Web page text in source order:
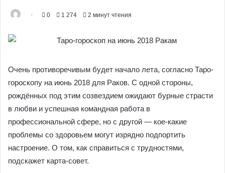
0 1 274 2 минут чтения
Очень противоречивым будет начало лета, согласно Таро-
гороскопу на июнь 2018 для Раков. С одной стороны,
рождённых под этим созвездием ожидают бурные страсти
в любви и успешная командная работа в
профессиональной сфере, но с другой — кое-какие
проблемы со здоровьем могут изрядно подпортить
настроение. О том, как справиться с трудностями,
подскажет карта-совет.